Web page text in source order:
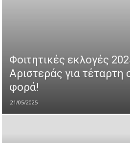
Φοιτητικές εκλογές
Αριστεράς για τέταρτη
φορά!
21/05/2025